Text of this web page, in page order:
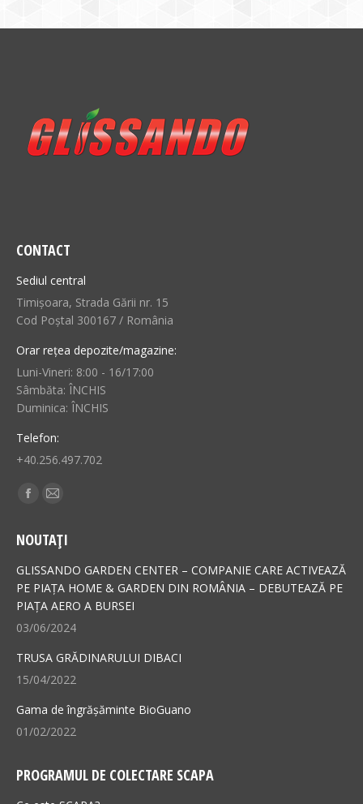
CONTACT
Sediul central
Timișoara, Strada Gării nr. 15
Cod Poștal 300167 / România
Orar rețea depozite/magazine:
Luni-Vineri: 8:00 - 16/17:00
Sâmbăta: ÎNCHIS
Duminica: ÎNCHIS
Telefon:
+40.256.497.702
Find us on:
Facebook
opens
in
new
window
Mail
opens
in
new
window
NOUTAȚI
GLISSANDO GARDEN CENTER – COMPANIE CARE ACTIVEAZĂ
PE PIAȚA HOME & GARDEN DIN ROMÂNIA – DEBUTEAZĂ PE
PIAȚA AERO A BURSEI
03/06/2024
TRUSA GRĂDINARULUI DIBACI
15/04/2022
Gama de îngrășăminte BioGuano
01/02/2022
PROGRAMUL DE COLECTARE SCAPA